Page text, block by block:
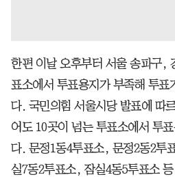
한편 이날 오후부터 서울 송파구,
표소에서 투표용지가 부족해 투표
다. 국민의힘 서울시당 발표에 따
어도 10곳이 넘는 투표소에서 투
다. 문정1동4투표소, 문정2동2투
실7동2투표소, 잠실4동5투표소